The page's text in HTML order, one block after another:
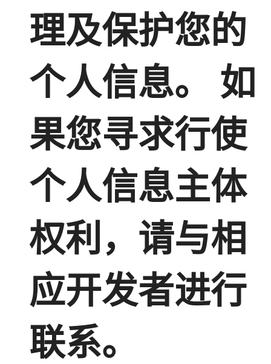
理及保护您的
个人信息。 如
果您寻求行使
个人信息主体
权利，请与相
应开发者进行
联系。